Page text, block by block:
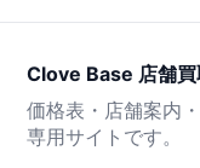
Clove Base 店舗買
価格表・店舗案内
専用サイトです。